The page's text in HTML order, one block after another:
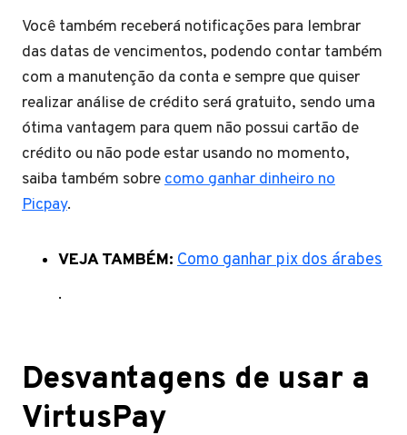
Você também receberá notificações para lembrar
das datas de vencimentos, podendo contar também
com a manutenção da conta e sempre que quiser
realizar análise de crédito será gratuito, sendo uma
ótima vantagem para quem não possui cartão de
crédito ou não pode estar usando no momento,
saiba também sobrecomo ganhar dinheiro no
Picpay.
VEJA TAMBÉM: Como ganhar pix dos árabes
.
Desvantagens de usar a
VirtusPay